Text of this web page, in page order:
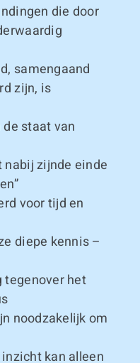
die door
samengaand
zijn, is
staat van
nabij zijnde einde
voor tijd en
diepe kennis –
het
noodzakelijk om
kan alleen